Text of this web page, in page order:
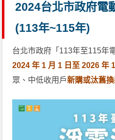
2024台北市政府電
(113年~115年)
台北市政府「113年至115年
2024 年 1 月 1 日至 2026 年
眾、中低收用戶新購或汰舊